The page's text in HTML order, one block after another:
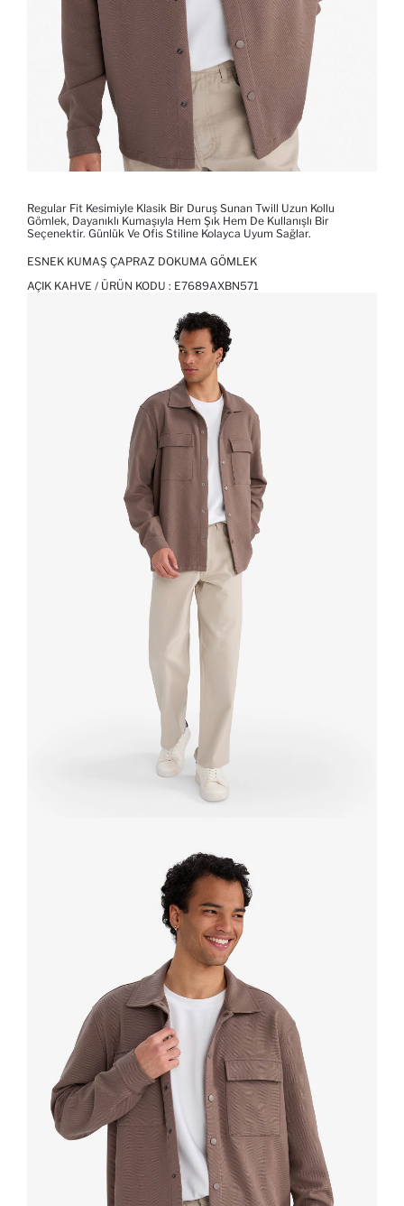
Regular Fit Kesimiyle Klasik Bir Duruş Sunan Twill Uzun Kollu
Gömlek, Dayanıklı Kumaşıyla Hem Şık Hem De Kullanışlı Bir
Seçenektir. Günlük Ve Ofis Stiline Kolayca Uyum Sağlar.
ESNEK KUMAŞ ÇAPRAZ DOKUMA GÖMLEK
AÇIK KAHVE / ÜRÜN KODU : E7689AXBN571